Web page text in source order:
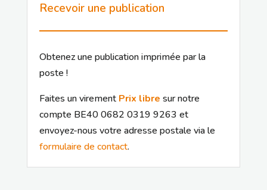
Recevoir une publication
Obtenez une publication imprimée par la
poste !
Faites un virement Prix libre sur notre
compte BE40 0682 0319 9263 et
envoyez-nous votre adresse postale via le
formulaire de contact.